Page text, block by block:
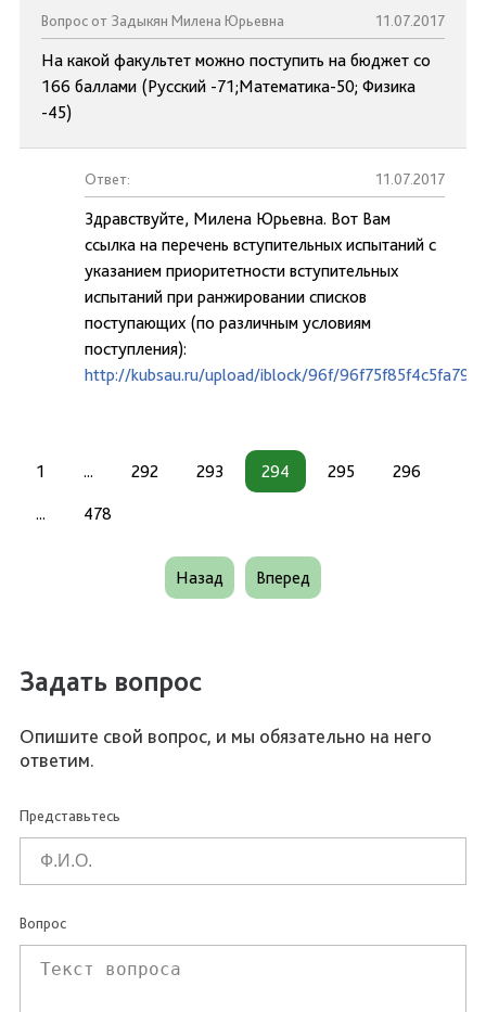
Вопрос от Задыкян Милена Юрьевна 11.07.2017
На какой факультет можно поступить на бюджет со
166 баллами (Русский -71;Математика-50; Физика
-45)
Ответ: 11.07.2017
Здравствуйте, Милена Юрьевна. Вот Вам
ссылка на перечень вступительных испытаний с
указанием приоритетности вступительных
испытаний при ранжировании списков
поступающих (по различным условиям
поступления):
http://kubsau.ru/upload/iblock/96f/
1 ... 292 293 294 295 296
... 478
Назад Вперед
Задать вопрос
Опишите свой вопрос, и мы обязательно на него
ответим.
Представьтесь
Вопрос